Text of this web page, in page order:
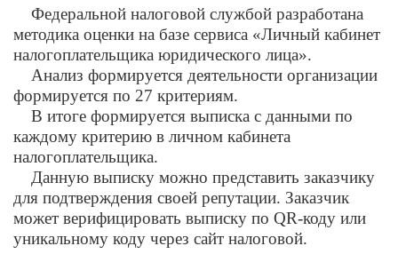
Федеральной налоговой службой разработана
методика оценки на базе сервиса «Личный кабинет
налогоплательщика юридического лица».
Анализ формируется деятельности организации
формируется по 27 критериям.
В итоге формируется выписка с данными по
каждому критерию в личном кабинета
налогоплательщика.
Данную выписку можно представить заказчику
для подтверждения своей репутации. Заказчик
может верифицировать выписку по QR-коду или
уникальному коду через сайт налоговой.